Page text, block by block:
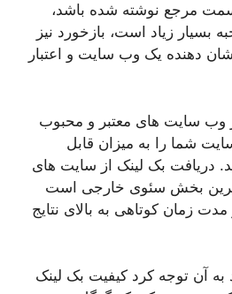
مرجع نوشته شده باشد،
بسیار زیاد است، بازخورد نیز
دهنده یک وب سایت و اعتبار
وب سایت های معتبر و محبوب
شما را به میزان قابل
دریافت بک لینک از سایت های
ترین بخش سئوی خارجی است
زمان کوتاهی به بالای نتایج
به آن توجه کرد کیفیت بک لینک